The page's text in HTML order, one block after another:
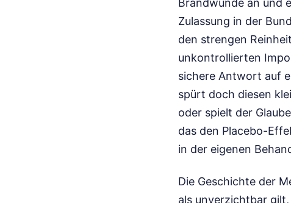
Brandwunde an und
Zulassung in der
den strengen
unkontrollierten
sichere Antwort auf
spürt doch diesen
oder spielt der
das den Placebo-
in der eigenen
Die Geschichte der
als unverzichtbar